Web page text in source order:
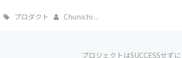
プロダクト Chunichi ...
プロジェクトはSUCCESSせずに